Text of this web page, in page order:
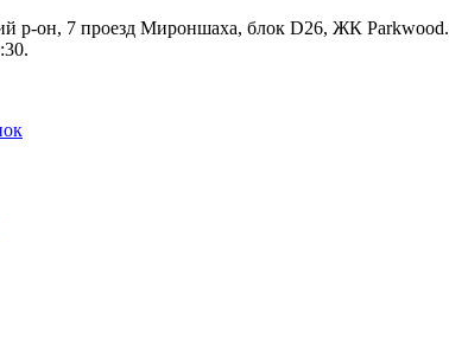
р-он, 7 проезд Мироншаха, блок D26, ЖК Раrkwood.